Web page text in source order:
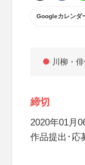
Googleカレンダ
川柳・
締切
2020年01月
作品提出･応